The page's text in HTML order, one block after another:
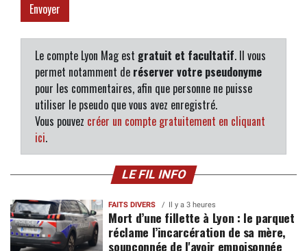
Le compte Lyon Mag est gratuit et facultatif. Il vous
permet notamment de réserver votre pseudonyme
pour les commentaires, afin que personne ne puisse
utiliser le pseudo que vous avez enregistré.
Vous pouvez créer un compte gratuitement en cliquant
ici.
LE FIL INFO
FAITS DIVERS Il y a 3 heures
Mort d’une fillette à Lyon : le parquet
réclame l’incarcération de sa mère,
soupçonnée de l'avoir empoisonnée